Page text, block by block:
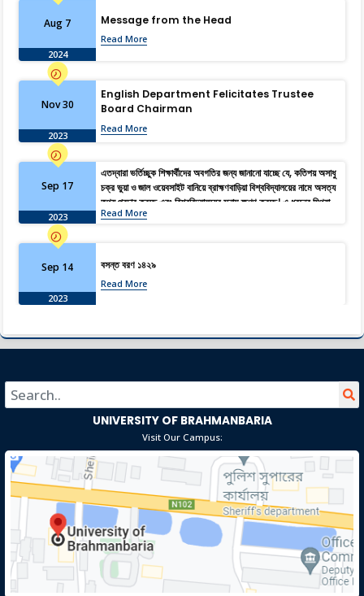
Aug 7
2024
Message from the Head
Read More
Nov 30
2023
English Department Felicitates Trustee
Board Chairman
Read More
Sep 17
2023
এতদ্বারা ভর্তিচ্ছুক শিক্ষার্থীদের অবগতির জন্য জানানো যাচ্ছে যে, কতিপয় অসাধু
চক্র ভুয়া ও জাল ওয়েবসাইট বানিয়ে ব্রাহ্মণবাড়িয়া বিশ্ববিদ্যালয়ের নামে অসত্য
তথ্য প্রচার করছে এবং বিশ্ববিদ্যালয়ের সুনাম ক্ষুণ্ণ করছে। এ ধরনের মিথ্যা,
বানোয়াট ও বিভ্রান্তিমূলক তথ্য হতে সজাগ থাকার জন্য সকল শিক্ষার্থী ও
Read More
Sep 14
2023
বসন্ত বরণ ১৪২৯
Read More
Sep 14
2023
বসন্ত বরণ ১৪২৯
UNIVERSITY OF BRAHMANBARIA
Visit Our Campus: